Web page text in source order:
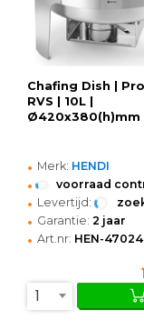
Chafing Dish |
RVS | 10L |
Ø420x380(h)mm
• Merk: HENDI
• voorraad
• Levertijd:
• Garantie: 2 jaar
• Art.nr: HEN-
1